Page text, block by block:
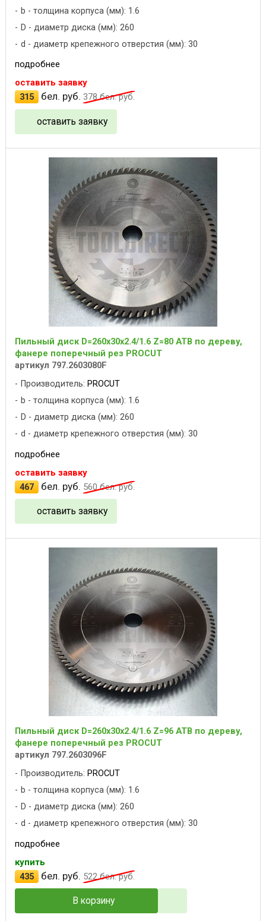
b - толщина корпуса (мм): 1.6
D - диаметр диска (мм): 260
d - диаметр крепежного отверстия (мм): 30
подробнее
оставить заявку
315
бел. руб. 378бел. руб.
оставить заявку
Пильный диск D=260x30x2.4/1.6 Z=80 ATB по дереву,
фанере поперечный рез PROCUT
артикул 797.2603080F
Производитель: PROCUT
b - толщина корпуса (мм): 1.6
D - диаметр диска (мм): 260
d - диаметр крепежного отверстия (мм): 30
подробнее
оставить заявку
467
бел. руб. 560бел. руб.
оставить заявку
Пильный диск D=260x30x2.4/1.6 Z=96 ATB по дереву,
фанере поперечный рез PROCUT
артикул 797.2603096F
Производитель: PROCUT
b - толщина корпуса (мм): 1.6
D - диаметр диска (мм): 260
d - диаметр крепежного отверстия (мм): 30
подробнее
купить
435
бел. руб. 522бел. руб.
В корзину